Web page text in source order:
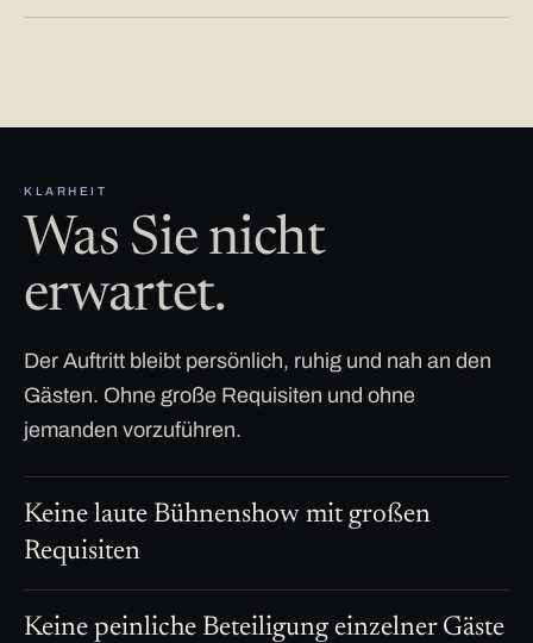
KLARHEIT
Was Sie nicht
erwartet.
Der Auftritt bleibt persönlich, ruhig und nah an den
Gästen. Ohne große Requisiten und ohne
jemanden vorzuführen.
Keine laute Bühnenshow mit großen
Requisiten
Keine peinliche Beteiligung einzelner Gäste